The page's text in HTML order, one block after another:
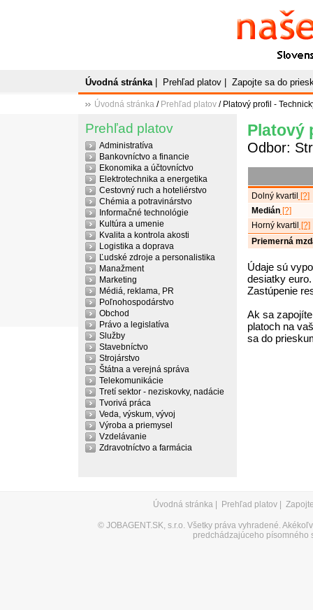
Naše
Slovenský
Úvodná stránka| Prehľad platov Zapojte sa do
Úvodná stránka / Prehľad platov / Platový profil -
Prehľad platov
Administratíva
Bankovníctvo a financie
Ekonomika a účtovníctvo
Elektrotechnika a energetika
Cestovný ruch a hoteliérstvo
Chémia a potravinárstvo
Informačné technológie
Kultúra a umenie
Kvalita a kontrola akosti
Logistika a doprava
Ľudské zdroje a personalistika
Manažment
Marketing
Médiá, reklama, PR
Poľnohospodárstvo
Obchod
Právo a legislatíva
Služby
Stavebníctvo
Strojárstvo
Štátna a verejná správa
Telekomunikácie
Tretí sektor - neziskovky, nadácie
Tvorivá práca
Veda, výskum, vývoj
Výroba a priemysel
Vzdelávanie
Zdravotníctvo a farmácia
Platový
Odbor:
Dolný kvartil
[?]
Medián[?]
Horný kvartil
[?]
Priemerná
Údaje sú
desiatky euro.
Zastúpenie
Ak sa
platoch na
sa do
Úvodná stránka Prehľad platov
© JOBAGENT.SK, s.r.o. Všetky práva vyhradené.
predchádzajúceho písomného